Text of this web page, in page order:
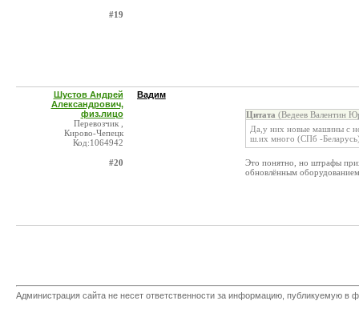
#19
Шустов Андрей
Александрович,
физ.лицо
Перевозчик ,
Кирово-Чепецк
Код:1064942
#20
Вадим
Цитата (Ведеев Валентин
Да,у них новые машины с
ш.их много (СПб -
Это понятно, но штрафы
обновлённым
Администрация сайта не несет ответственности за информацию, публикуемую